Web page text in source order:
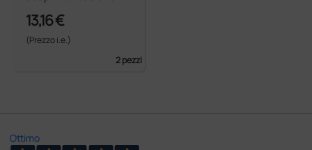
13,16 €
(Prezzo i.e.)
2 pezzi
Ottimo